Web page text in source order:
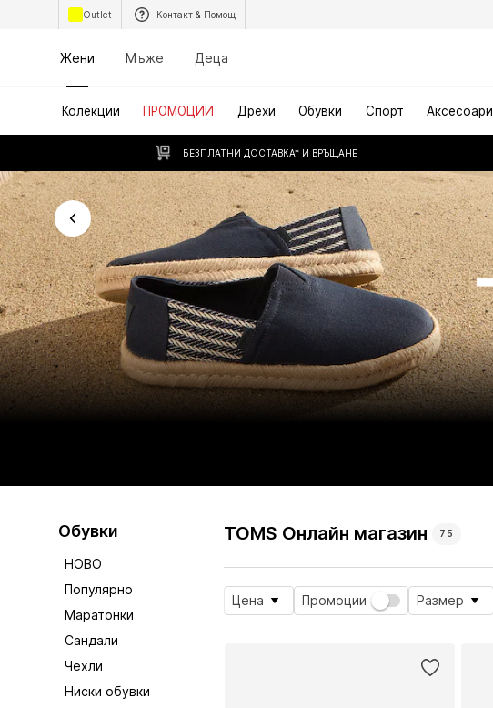
Outlet Контакт & Помощ
Жени Мъже Деца
Колекции ПРОМОЦИИ Дрехи Обувки Спорт Аксесоари
БЕЗПЛАТНИ ДОСТАВКА* И ВРЪЩАНЕ
Обувки
НОВО
Популярно
Маратонки
Сандали
Чехли
Ниски обувки
TOMS Онлайн магазин 75
Цена Промоции Размер